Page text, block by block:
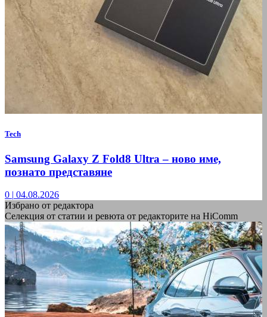
Tech
Samsung Galaxy Z Fold8 Ultra – ново име,
познато представяне
0 | 04.08.2026
Избрано от редактора
Селекция от статии и ревюта от редакторите на HiComm